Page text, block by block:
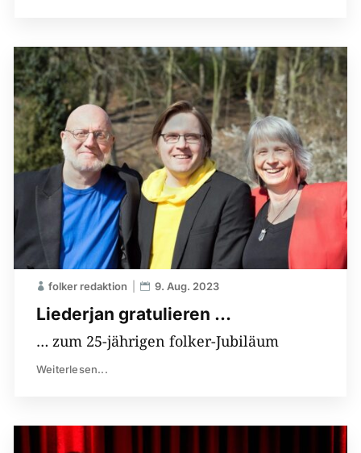
Liederjan gratulieren …
folker redaktion 9. Aug. 2023
… zum 25-jährigen folker-Jubiläum
Weiterlesen...